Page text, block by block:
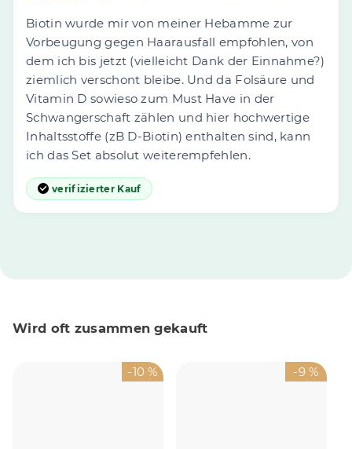
Biotin wurde mir von meiner Hebamme zur
Vorbeugung gegen Haarausfall empfohlen, von
dem ich bis jetzt (vielleicht Dank der Einnahme?)
ziemlich verschont bleibe. Und da Folsäure und
Vitamin D sowieso zum Must Have in der
Schwangerschaft zählen und hier hochwertige
Inhaltsstoffe (zB D-Biotin) enthalten sind, kann
ich das Set absolut weiterempfehlen.
verifizierter Kauf
Wird oft zusammen gekauft
-10 % -9 %